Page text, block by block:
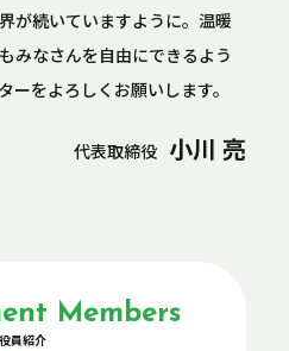
が続いていますように。温暖
みなさんを自由にできるよう
ーをよろしくお願いします。
代表取締役 小川 亮
Members
役員紹介